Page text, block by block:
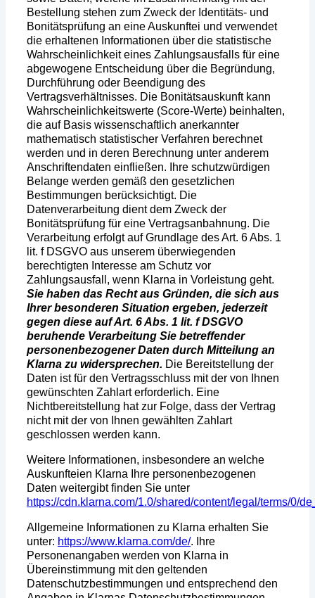
Bestellung stehen zum Zweck der Identitäts- und
Bonitätsprüfung an eine Auskunftei und verwendet
die erhaltenen Informationen über die statistische
Wahrscheinlichkeit eines Zahlungsausfalls für eine
abgewogene Entscheidung über die Begründung,
Durchführung oder Beendigung des
Vertragsverhältnisses. Die Bonitätsauskunft kann
Wahrscheinlichkeitswerte (Score-Werte) beinhalten,
die auf Basis wissenschaftlich anerkannter
mathematisch statistischer Verfahren berechnet
werden und in deren Berechnung unter anderem
Anschriftendaten einfließen. Ihre schutzwürdigen
Belange werden gemäß den gesetzlichen
Bestimmungen berücksichtigt. Die
Datenverarbeitung dient dem Zweck der
Bonitätsprüfung für eine Vertragsanbahnung. Die
Verarbeitung erfolgt auf Grundlage des Art. 6 Abs. 1
lit. f DSGVO aus unserem überwiegenden
berechtigten Interesse am Schutz vor
Zahlungsausfall, wenn Klarna in Vorleistung geht.
Sie haben das Recht aus Gründen, die sich aus
Ihrer besonderen Situation ergeben, jederzeit
gegen diese auf Art. 6 Abs. 1 lit. f DSGVO
beruhende Verarbeitung Sie betreffender
personenbezogener Daten durch Mitteilung an
Klarna zu widersprechen. Die Bereitstellung der
Daten ist für den Vertragsschluss mit der von Ihnen
gewünschten Zahlart erforderlich. Eine
Nichtbereitstellung hat zur Folge, dass der Vertrag
nicht mit der von Ihnen gewählten Zahlart
geschlossen werden kann.
Weitere Informationen, insbesondere an welche
Auskunfteien Klarna Ihre personenbezogenen
Daten weitergibt finden Sie unter
https://cdn.klarna.com/1.0/shared/content/legal/terms/0/
Allgemeine Informationen zu Klarna erhalten Sie
unter: https://www.klarna.com/de/. Ihre
Personenangaben werden von Klarna in
Übereinstimmung mit den geltenden
Datenschutzbestimmungen und entsprechend den